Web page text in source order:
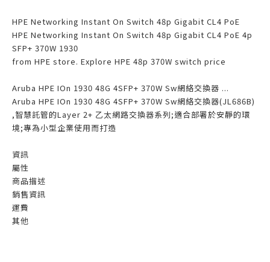
HPE Networking Instant On Switch 48p Gigabit CL4 PoE
HPE Networking Instant On Switch 48p Gigabit CL4 PoE 4p
SFP+ 370W 1930
from HPE store. Explore HPE 48p 370W switch price
Aruba HPE IOn 1930 48G 4SFP+ 370W Sw網絡交換器 ...
Aruba HPE IOn 1930 48G 4SFP+ 370W Sw網絡交換器(JL686B)
,智慧託管的Layer 2+ 乙太網路交換器系列;適合部署於安靜的環
境;專為小型企業使用而打造
資訊
屬性
商品描述
銷售資訊
運費
其他